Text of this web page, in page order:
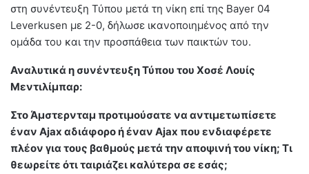
στη συνέντευξη Τύπου μετά τη νίκη επί της Bayer 04
Leverkusen με 2-0, δήλωσε ικανοποιημένος από την
ομάδα του και την προσπάθεια των παικτών του.
Αναλυτικά η συνέντευξη Τύπου του Χοσέ Λουίς
Μεντιλίμπαρ:
Στο Άμστερνταμ προτιμούσατε να αντιμετωπίσετε
έναν Ajax αδιάφορο ή έναν Ajax που ενδιαφέρετε
πλέον για τους βαθμούς μετά την αποψινή του νίκη; Τι
θεωρείτε ότι ταιριάζει καλύτερα σε εσάς;